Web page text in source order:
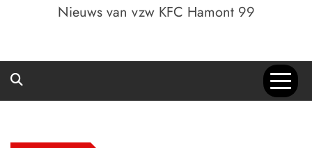
Nieuws van vzw KFC Hamont 99